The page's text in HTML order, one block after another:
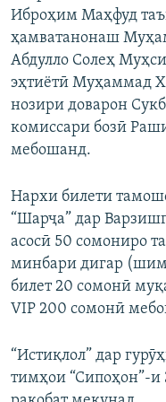
Иброҳим Маҳфуд
ҳамватанонаш
Абдулло Солеҳ
эҳтиётӣ Муҳаммад
нозири доварон
комиссари бозӣ
мебошанд.
Нархи билети
“Шарҷа” дар
асосӣ 50 сомониро
минбари дигар
билет 20 сомонӣ
VIP 200 сомонӣ
“Истиқлол” дар
тимҳои “Сипоҳон”-и